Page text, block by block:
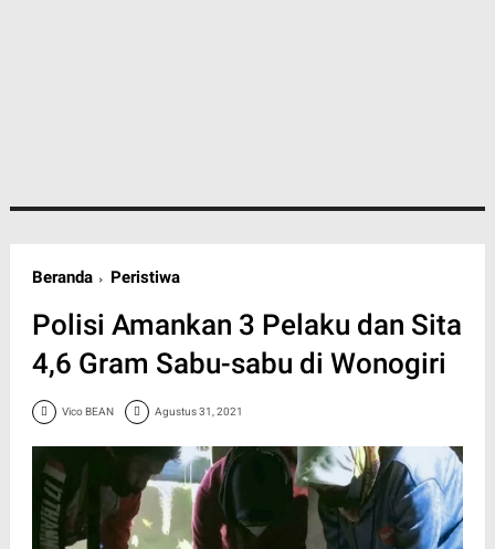
Beranda Peristiwa
Polisi Amankan 3 Pelaku dan Sita
4,6 Gram Sabu-sabu di Wonogiri
Vico BEAN Agustus 31, 2021